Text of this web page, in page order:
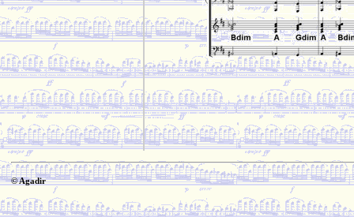
© Agadir